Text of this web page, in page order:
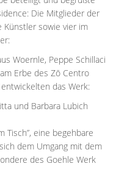
Die Mitglieder der
Künstler sowie vier im
Woernle, Peppe Schillaci
Erbe des Zō Centro
das Werk:
und Barbara Lubich
Tisch”, eine begehbare
dem Umgang mit dem
des Goehle Werk